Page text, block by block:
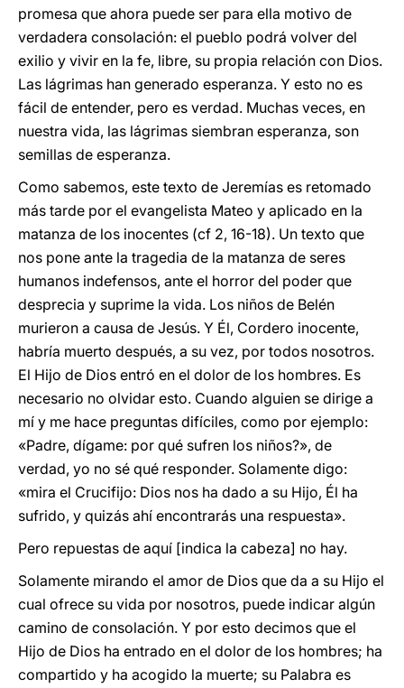
promesa que ahora puede ser para ella motivo de
verdadera consolación: el pueblo podrá volver del
exilio y vivir en la fe, libre, su propia relación con Dios.
Las lágrimas han generado esperanza. Y esto no es
fácil de entender, pero es verdad. Muchas veces, en
nuestra vida, las lágrimas siembran esperanza, son
semillas de esperanza.
Como sabemos, este texto de Jeremías es retomado
más tarde por el evangelista Mateo y aplicado en la
matanza de los inocentes (cf 2, 16-18). Un texto que
nos pone ante la tragedia de la matanza de seres
humanos indefensos, ante el horror del poder que
desprecia y suprime la vida. Los niños de Belén
murieron a causa de Jesús. Y Él, Cordero inocente,
habría muerto después, a su vez, por todos nosotros.
El Hijo de Dios entró en el dolor de los hombres. Es
necesario no olvidar esto. Cuando alguien se dirige a
mí y me hace preguntas difíciles, como por ejemplo:
«Padre, dígame: por qué sufren los niños?», de
verdad, yo no sé qué responder. Solamente digo:
«mira el Crucifijo: Dios nos ha dado a su Hijo, Él ha
sufrido, y quizás ahí encontrarás una respuesta».
Pero repuestas de aquí [indica la cabeza] no hay.
Solamente mirando el amor de Dios que da a su Hijo el
cual ofrece su vida por nosotros, puede indicar algún
camino de consolación. Y por esto decimos que el
Hijo de Dios ha entrado en el dolor de los hombres; ha
compartido y ha acogido la muerte; su Palabra es